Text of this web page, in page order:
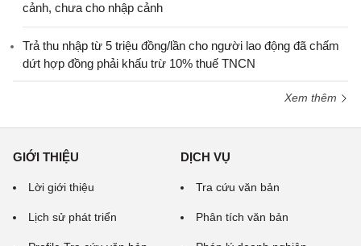
cảnh, chưa cho nhập cảnh
Trả thu nhập từ 5 triệu đồng/lần cho người lao động đã chấm
dứt hợp đồng phải khấu trừ 10% thuế TNCN
Xem thêm
GIỚI THIỆU
Lời giới thiệu
Lịch sử phát triển
DỊCH VỤ
Tra cứu văn bản
Phân tích văn bản